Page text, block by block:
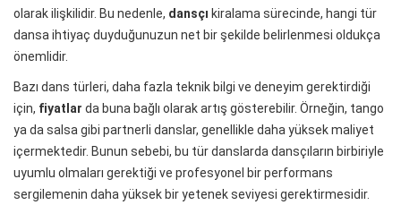
olarak ilişkilidir. Bu nedenle, dansçı kiralama sürecinde, hangi tür
dansa ihtiyaç duyduğunuzun net bir şekilde belirlenmesi oldukça
önemlidir.
Bazı dans türleri, daha fazla teknik bilgi ve deneyim gerektirdiği
için, fiyatlar da buna bağlı olarak artış gösterebilir. Örneğin, tango
ya da salsa gibi partnerli danslar, genellikle daha yüksek maliyet
içermektedir. Bunun sebebi, bu tür danslarda dansçıların birbiriyle
uyumlu olmaları gerektiği ve profesyonel bir performans
sergilemenin daha yüksek bir yetenek seviyesi gerektirmesidir.